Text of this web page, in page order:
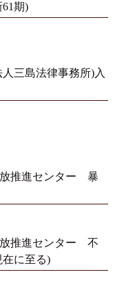
期)
三島法律事務所)入
推進センター 暴
推進センター 不
に至る)